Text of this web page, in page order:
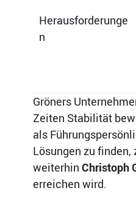
Herausforderunge
n
Gröners
Zeiten Stabilität
als
Lösungen zu finden,
weiterhin Christoph
erreichen wird.